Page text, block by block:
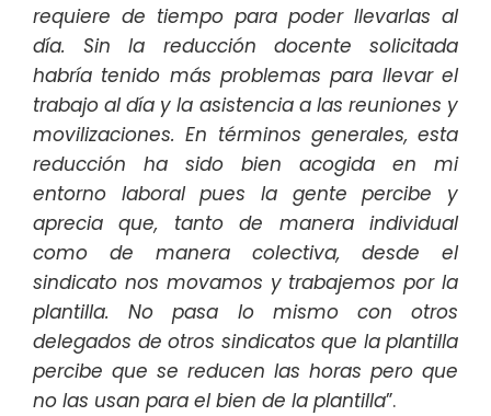
requiere de tiempo para poder llevarlas al
día. Sin la reducción docente solicitada
habría tenido más problemas para llevar el
trabajo al día y la asistencia a las reuniones y
movilizaciones. En términos generales, esta
reducción ha sido bien acogida en mi
entorno laboral pues la gente percibe y
aprecia que, tanto de manera individual
como de manera colectiva, desde el
sindicato nos movamos y trabajemos por la
plantilla. No pasa lo mismo con otros
delegados de otros sindicatos que la plantilla
percibe que se reducen las horas pero que
no las usan para el bien de la plantilla”.